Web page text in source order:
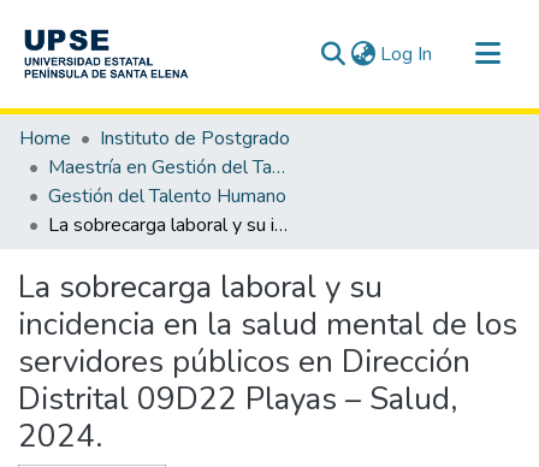
Log In (current)
Communities & Collections
All of DSpace
Statistics
Home
Instituto de Postgrado
Maestría en Gestión del Talento Humano
Gestión del Talento Humano
La sobrecarga laboral y su incidencia en la salud mental de los servidores públicos en Dirección Distrital 09D22 Playas – Salud, 2024.
La sobrecarga laboral y su
incidencia en la salud mental de los
servidores públicos en Dirección
Distrital 09D22 Playas – Salud,
2024.